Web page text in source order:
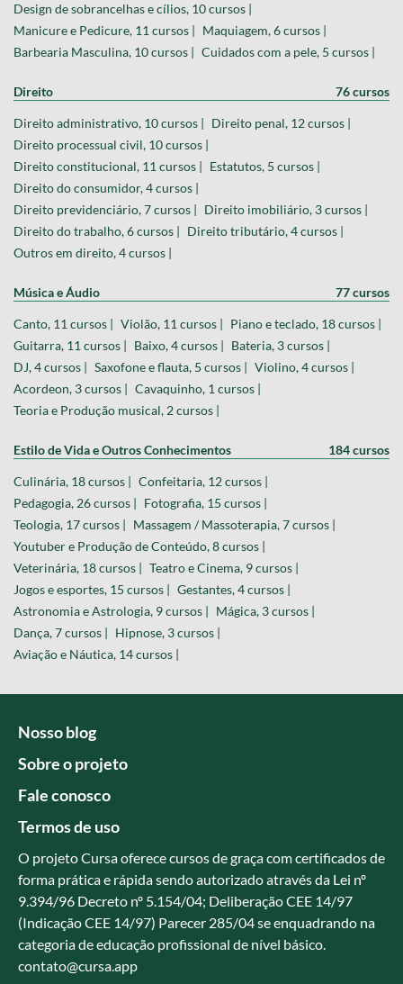
Design de sobrancelhas e cílios, 10 cursos |
Manicure e Pedicure, 11 cursos | Maquiagem, 6 cursos |
Barbearia Masculina, 10 cursos | Cuidados com a pele, 5 cursos |
Direito 76 cursos
Direito administrativo, 10 cursos | Direito penal, 12 cursos |
Direito processual civil, 10 cursos |
Direito constitucional, 11 cursos | Estatutos, 5 cursos |
Direito do consumidor, 4 cursos |
Direito previdenciário, 7 cursos | Direito imobiliário, 3 cursos |
Direito do trabalho, 6 cursos | Direito tributário, 4 cursos |
Outros em direito, 4 cursos |
Música e Áudio 77 cursos
Canto, 11 cursos | Violão, 11 cursos | Piano e teclado, 18 cursos |
Guitarra, 11 cursos | Baixo, 4 cursos | Bateria, 3 cursos |
DJ, 4 cursos | Saxofone e flauta, 5 cursos | Violino, 4 cursos |
Acordeon, 3 cursos | Cavaquinho, 1 cursos |
Teoria e Produção musical, 2 cursos |
Estilo de Vida e Outros Conhecimentos 184 cursos
Culinária, 18 cursos | Confeitaria, 12 cursos |
Pedagogia, 26 cursos | Fotografia, 15 cursos |
Teologia, 17 cursos | Massagem / Massoterapia, 7 cursos |
Youtuber e Produção de Conteúdo, 8 cursos |
Veterinária, 18 cursos | Teatro e Cinema, 9 cursos |
Jogos e esportes, 15 cursos | Gestantes, 4 cursos |
Astronomia e Astrologia, 9 cursos | Mágica, 3 cursos |
Dança, 7 cursos | Hipnose, 3 cursos |
Aviação e Náutica, 14 cursos |
Nosso blog
Sobre o projeto
Fale conosco
Termos de uso
O projeto Cursa oferece cursos de graça com certificados de
forma prática e rápida sendo autorizado através da Lei nº
9.394/96 Decreto nº 5.154/04; Deliberação CEE 14/97
(Indicação CEE 14/97) Parecer 285/04 se enquadrando na
categoria de educação profissional de nível básico.
contato@cursa.app